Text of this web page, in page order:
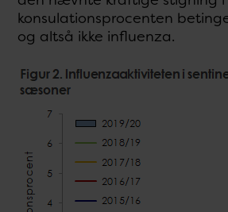
konsulationsprocenten
og altså ikke influenza.